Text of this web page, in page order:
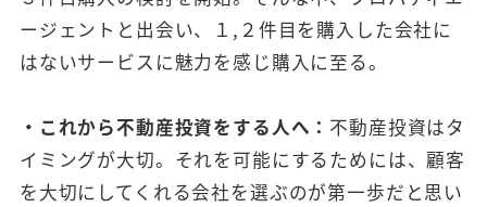
ージェントと出会い、１,２件目を購入した会社に
はないサービスに魅力を感じ購入に至る。
・これから不動産投資をする人へ： 不動産投資はタ
イミングが大切。それを可能にするためには、顧客
を大切にしてくれる会社を選ぶのが第一歩だと思い